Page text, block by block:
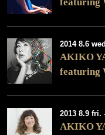
2014 8.6
AKIKO
featuring
2013 8.9 fri.
AKIKO